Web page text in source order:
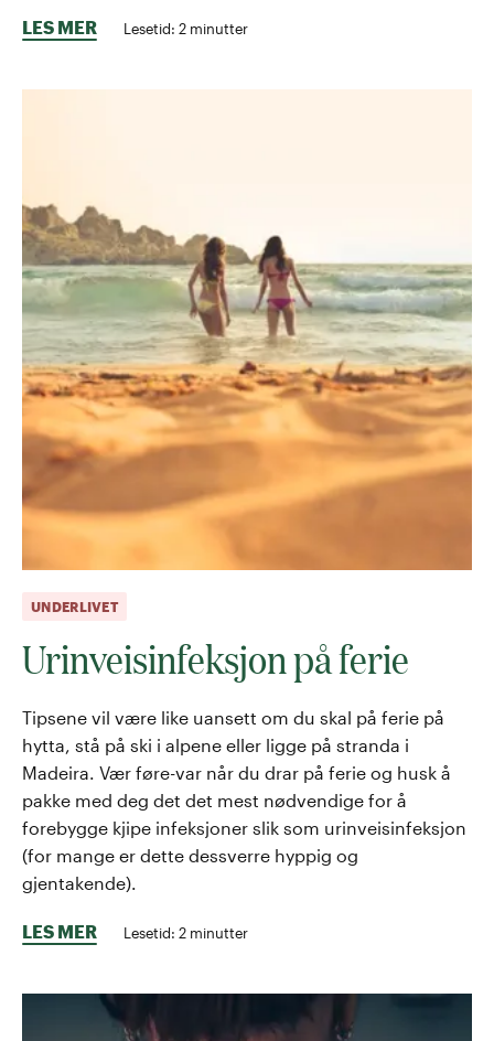
LES MER Lesetid: 2 minutter
UNDERLIVET
Urinveisinfeksjon på ferie
Tipsene vil være like uansett om du skal på ferie på
hytta, stå på ski i alpene eller ligge på stranda i
Madeira. Vær føre-var når du drar på ferie og husk å
pakke med deg det det mest nødvendige for å
forebygge kjipe infeksjoner slik som urinveisinfeksjon
(for mange er dette dessverre hyppig og
gjentakende).
LES MER Lesetid: 2 minutter